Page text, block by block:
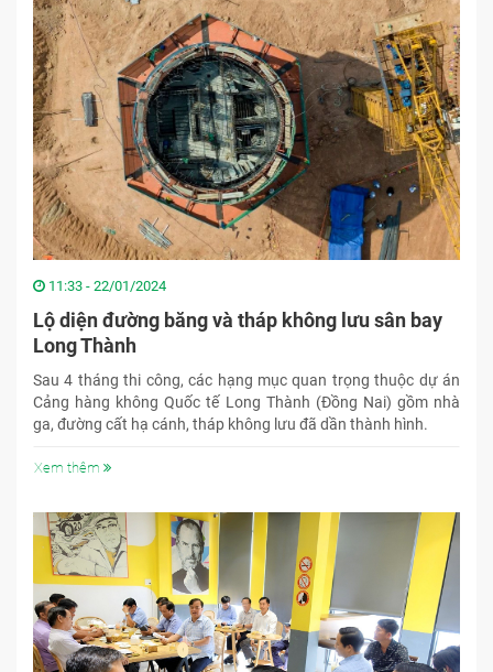
11:33 - 22/01/2024
Lộ diện đường băng và tháp không lưu sân bay
Long Thành
Sau 4 tháng thi công, các hạng mục quan trọng thuộc dự án
Cảng hàng không Quốc tế Long Thành (Đồng Nai) gồm nhà
ga, đường cất hạ cánh, tháp không lưu đã dần thành hình.
Xem thêm